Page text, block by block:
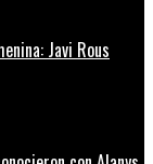
Javi Rous